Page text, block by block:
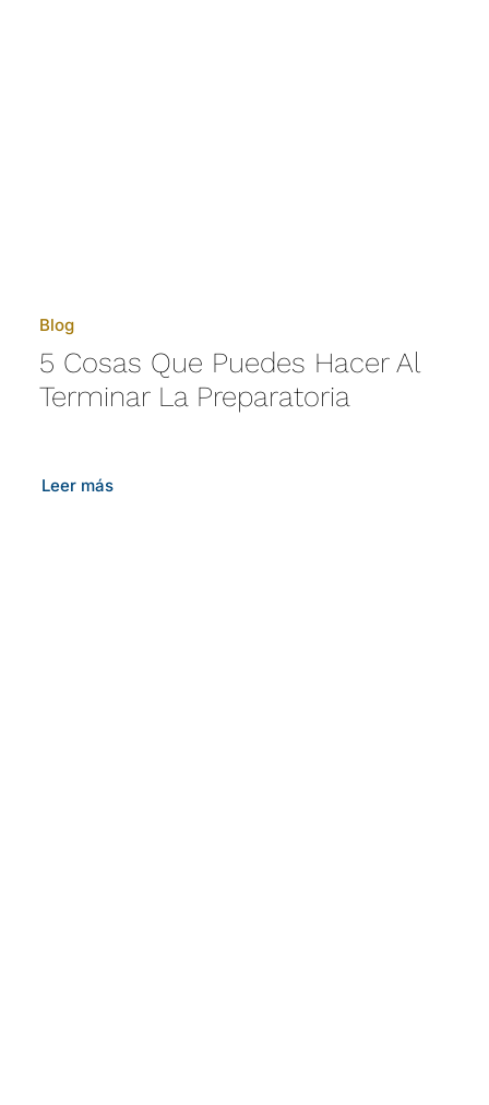
Blog
5 Cosas Que Puedes Hacer Al
Terminar La Preparatoria
Leer más